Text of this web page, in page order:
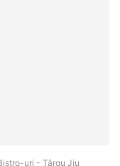
uri - Târgu Jiu